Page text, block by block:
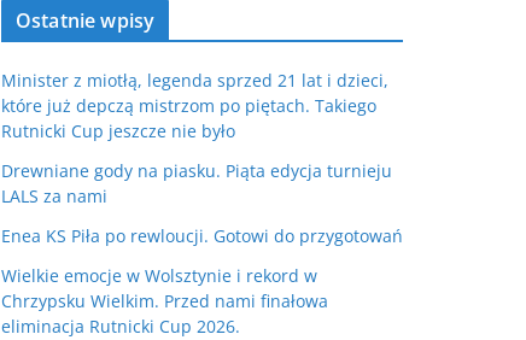
Ostatnie wpisy
Minister z miotłą, legenda sprzed 21 lat i dzieci,
które już depczą mistrzom po piętach. Takiego
Rutnicki Cup jeszcze nie było
Drewniane gody na piasku. Piąta edycja turnieju
LALS za nami
Enea KS Piła po rewloucji. Gotowi do przygotowań
Wielkie emocje w Wolsztynie i rekord w
Chrzypsku Wielkim. Przed nami finałowa
eliminacja Rutnicki Cup 2026.